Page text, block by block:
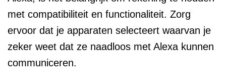
met compatibiliteit en functionaliteit. Zorg
ervoor dat je apparaten selecteert waarvan je
zeker weet dat ze naadloos met Alexa kunnen
communiceren.